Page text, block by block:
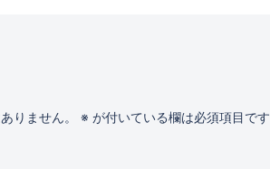
りません。 ※ が付いている欄は必須項目です